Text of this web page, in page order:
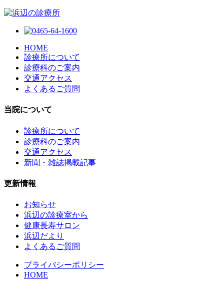
HOME
診療所について
診療科のご案内
交通アクセス
よくあるご質問
当院について
診療所について
診療科のご案内
交通アクセス
新聞・雑誌掲載記事
更新情報
お知らせ
浜辺の診療室から
健康長寿サロン
浜辺だより
よくあるご質問
プライバシーポリシー
HOME